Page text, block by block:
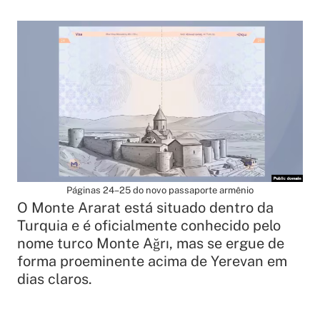
Páginas 24–25 do novo passaporte armênio
O Monte Ararat está situado dentro da
Turquia e é oficialmente conhecido pelo
nome turco Monte Ağrı, mas se ergue de
forma proeminente acima de Yerevan em
dias claros.